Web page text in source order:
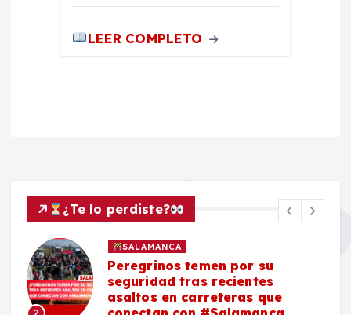
LEER COMPLETO
¿Te lo perdiste?
SALAMANCA
Peregrinos temen por su
seguridad tras recientes
asaltos en carreteras que